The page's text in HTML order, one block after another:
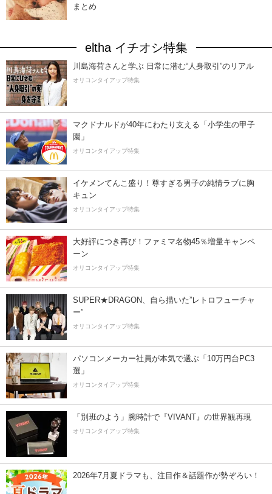
まとめ
eltha イチオシ特集
川島海荷さんと学ぶ 日常に潜む“人身取引”のリアル
オリコンタイアップ特集
マクドナルドが40年にわたり支える「小学生の甲子
園」
オリコンタイアップ特集
イケメンてんこ盛り！尊すぎる男子の純情ラブに胸
キュン
オリコンタイアップ特集
大好評につき再び！ファミマ名物45％増量キャンペ
ーン
オリコンタイアップ特集
SUPER★DRAGON、自ら描いた”レトロフューチャ
ー”
オリコンタイアップ特集
パソコンメーカー社員が本気で選ぶ「10万円台PC3
選」
オリコンタイアップ特集
「別班のよう」腕時計で『VIVANT』の世界観再現
オリコンタイアップ特集
2026年7月夏ドラマも、注目作＆話題作が勢ぞろい！